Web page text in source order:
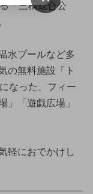
「三橋総合公
水プールなど多
の無料施設「ト
なった、フィー
」「遊戯広場」
軽におでかけし